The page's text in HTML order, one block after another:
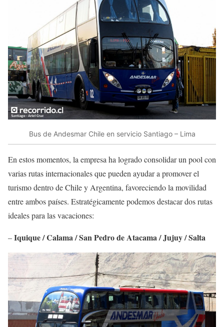
Bus de Andesmar Chile en servicio Santiago – Lima
En estos momentos, la empresa ha logrado consolidar un pool con
varias rutas internacionales que pueden ayudar a promover el
turismo dentro de Chile y Argentina, favoreciendo la movilidad
entre ambos países. Estratégicamente podemos destacar dos rutas
ideales para las vacaciones:
–Iquique / Calama / San Pedro de Atacama / Jujuy / Salta